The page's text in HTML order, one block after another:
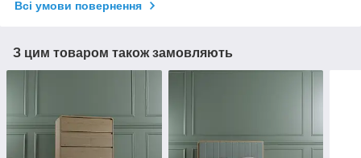
Всі умови повернення
З цим товаром також замовляють